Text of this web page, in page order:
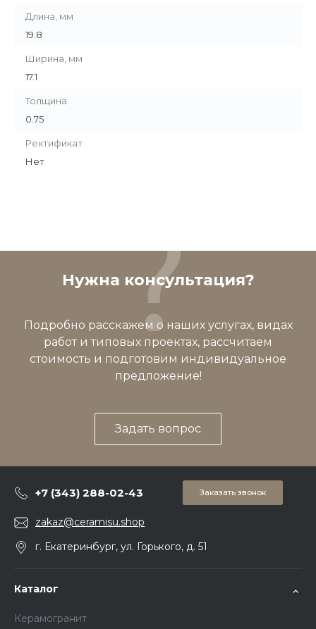
Длина, мм
19.8
Ширина, мм
17.1
Толщина
0.75
Ректификат
Нет
Нужна консультация?
Подробно расскажем о наших услугах, видах
работ и типовых проектах, рассчитаем
стоимость и подготовим индивидуальное
предложение!
Задать вопрос
+7 (343) 288-02-43 Заказать звонок
zakaz@ceramisu.shop
г. Екатеринбург, ул. Горького, д. 51
Каталог
Керамогранит